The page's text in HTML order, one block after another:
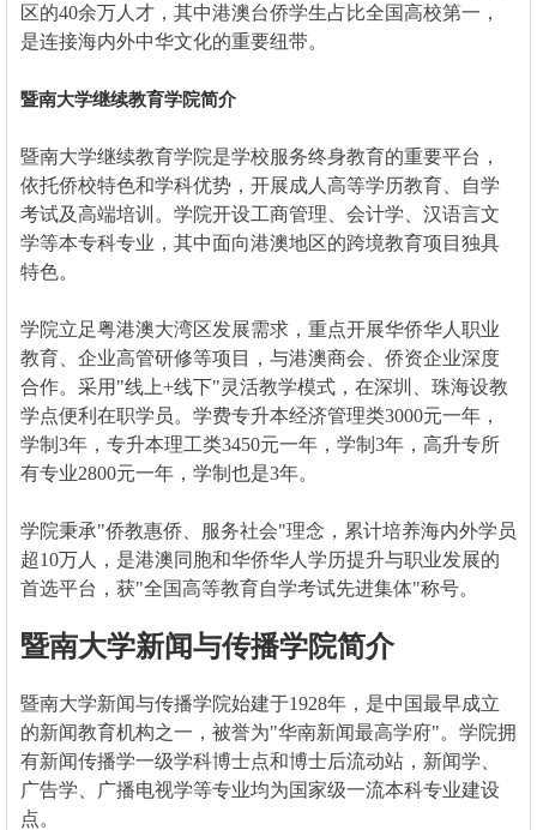
区的40余万人才，其中港澳台侨学生占比全国高校第一，
是连接海内外中华文化的重要纽带。
暨南大学继续教育学院简介
暨南大学继续教育学院是学校服务终身教育的重要平台，
依托侨校特色和学科优势，开展成人高等学历教育、自学
考试及高端培训。学院开设工商管理、会计学、汉语言文
学等本专科专业，其中面向港澳地区的跨境教育项目独具
特色。
学院立足粤港澳大湾区发展需求，重点开展华侨华人职业
教育、企业高管研修等项目，与港澳商会、侨资企业深度
合作。采用"线上+线下"灵活教学模式，在深圳、珠海设教
学点便利在职学员。学费专升本经济管理类3000元一年，
学制3年，专升本理工类3450元一年，学制3年，高升专所
有专业2800元一年，学制也是3年。
学院秉承"侨教惠侨、服务社会"理念，累计培养海内外学员
超10万人，是港澳同胞和华侨华人学历提升与职业发展的
首选平台，获"全国高等教育自学考试先进集体"称号。
暨南大学新闻与传播学院简介
暨南大学新闻与传播学院始建于1928年，是中国最早成立
的新闻教育机构之一，被誉为"华南新闻最高学府"。学院拥
有新闻传播学一级学科博士点和博士后流动站，新闻学、
广告学、广播电视学等专业均为国家级一流本科专业建设
点。